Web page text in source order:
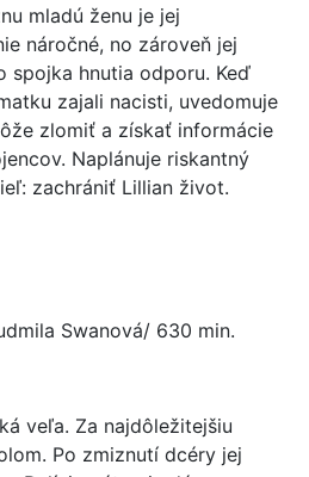
mladú ženu je jej
náročné, no zároveň jej
spojka hnutia odporu. Keď
zajali nacisti, uvedomuje
zlomiť a získať informácie
Naplánuje riskantný
zachrániť Lillian život.
Swanová/ 630 min.
veľa. Za najdôležitejšiu
Po zmiznutí dcéry jej